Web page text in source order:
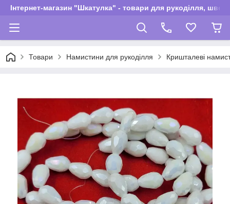
Інтернет-магазин "Шкатулка" - товари для рукоділля,
Товари Намистини для рукоділля Кришталеві